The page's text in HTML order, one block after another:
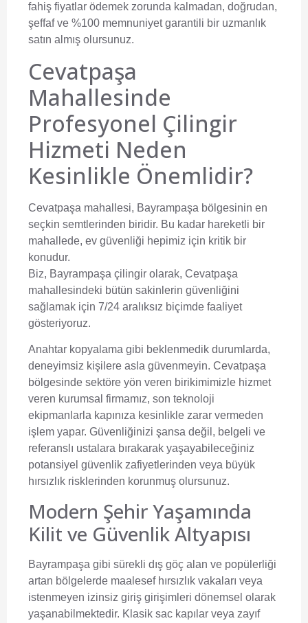
fahiş fiyatlar ödemek zorunda kalmadan, doğrudan,
şeffaf ve %100 memnuniyet garantili bir uzmanlık
satın almış olursunuz.
Cevatpaşa
Mahallesinde
Profesyonel Çilingir
Hizmeti Neden
Kesinlikle Önemlidir?
Cevatpaşa mahallesi, Bayrampaşa bölgesinin en
seçkin semtlerinden biridir. Bu kadar hareketli bir
mahallede, ev güvenliği hepimiz için kritik bir
konudur.
Biz, Bayrampaşa çilingir olarak, Cevatpaşa
mahallesindeki bütün sakinlerin güvenliğini
sağlamak için 7/24 aralıksız biçimde faaliyet
gösteriyoruz.
Anahtar kopyalama gibi beklenmedik durumlarda,
deneyimsiz kişilere asla güvenmeyin. Cevatpaşa
bölgesinde sektöre yön veren birikimimizle hizmet
veren kurumsal firmamız, son teknoloji
ekipmanlarla kapınıza kesinlikle zarar vermeden
işlem yapar. Güvenliğinizi şansa değil, belgeli ve
referanslı ustalara bırakarak yaşayabileceğiniz
potansiyel güvenlik zafiyetlerinden veya büyük
hırsızlık risklerinden korunmuş olursunuz.
Modern Şehir Yaşamında
Kilit ve Güvenlik Altyapısı
Bayrampaşa gibi sürekli dış göç alan ve popülerliği
artan bölgelerde maalesef hırsızlık vakaları veya
istenmeyen izinsiz giriş girişimleri dönemsel olarak
yaşanabilmektedir. Klasik sac kapılar veya zayıf